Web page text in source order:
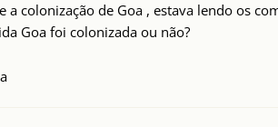
a colonização de Goa , estava lendo os
Goa foi colonizada ou não?